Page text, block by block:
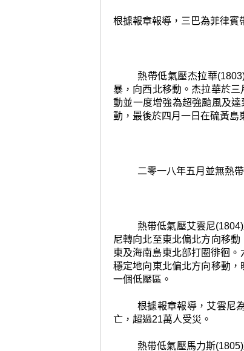
根據報章報導，三巴為菲律賓
熱帶低氣壓杰拉華
暴，向西北移動。杰拉華於
動並一度增強為超強颱風及
動，最後於四月一日在硫黃島
二零一八年五月並無熱
熱帶低氣壓艾雲尼
尼轉向北至東北偏北方向移
東及海南島東北部打圈徘徊
穩定地向東北偏北方向移動
一個低壓區。
根據報章報導，艾雲尼
亡，超過21萬人受災。
熱帶低氣壓馬力斯